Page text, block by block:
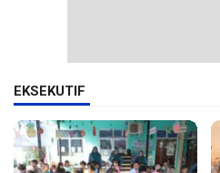
EKSEKUTIF